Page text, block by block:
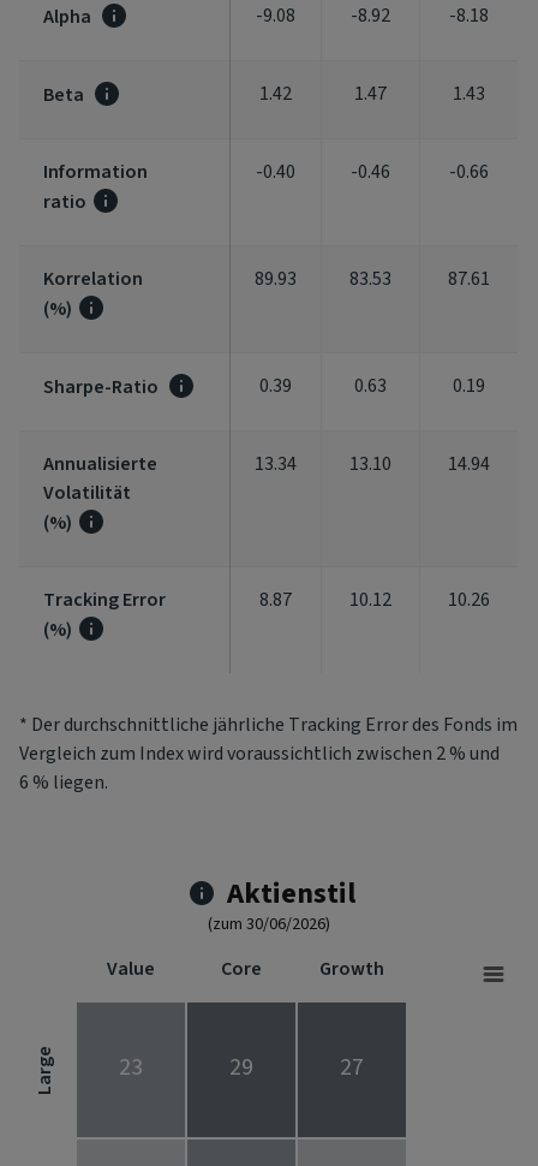
Alpha -9.08 -8.92 -8.18
Beta 1.42 1.47 1.43
Information
ratio
-0.40 -0.46 -0.66
Korrelation
(%)
89.93 83.53 87.61
Sharpe-Ratio 0.39 0.63 0.19
Annualisierte
Volatilität
(%)
13.34 13.10 14.94
Tracking Error
(%)
8.87 10.12 10.26
* Der durchschnittliche jährliche Tracking Error des Fonds im
Vergleich zum Index wird voraussichtlich zwischen 2 % und
6 % liegen.
Aktienstil
(zum 30/06/2026)
Stock Style chart. The chart is a heatmap showing the
View as data table, Stock Style
The chart has 1 Y axis displaying categories.
23 29 27
Value Core Growth
Large